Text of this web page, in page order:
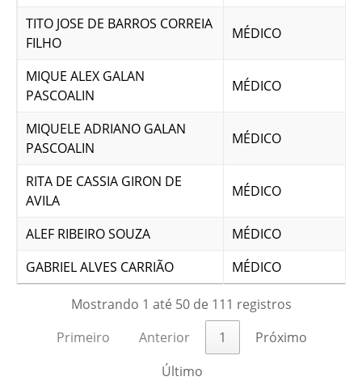
TITO JOSE DE BARROS CORREIA
FILHO
MÉDICO
MIQUE ALEX GALAN
PASCOALIN
MÉDICO
MIQUELE ADRIANO GALAN
PASCOALIN
MÉDICO
RITA DE CASSIA GIRON DE
AVILA
MÉDICO
ALEF RIBEIRO SOUZA
MÉDICO
GABRIEL ALVES CARRIÃO
MÉDICO
Mostrando 1 até 50 de 111 registros
Primeiro
Anterior 1
Próximo
Último